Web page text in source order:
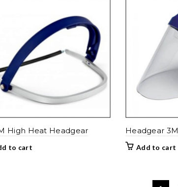
High Heat Headgear
to cart
Headgear 3M
Add to cart